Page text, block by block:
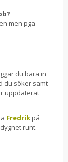
men pga
du bara in
du söker samt
uppdaterat
Fredrikpå
runt.